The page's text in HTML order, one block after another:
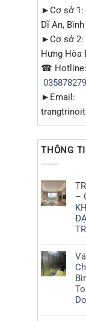
►Cơ sở 1:
Dĩ An,
►Cơ sở 2:
Hưng Hòa
☎ Hotline:
►Email:
THÔNG
–